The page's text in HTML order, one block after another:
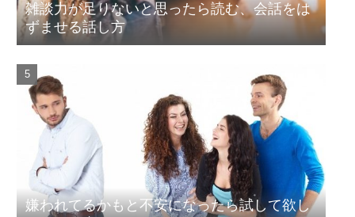
雑談力が足りないと思ったら読む、会話をは
ずませる話し方
嫌われてるかもと不安になったら試して欲し